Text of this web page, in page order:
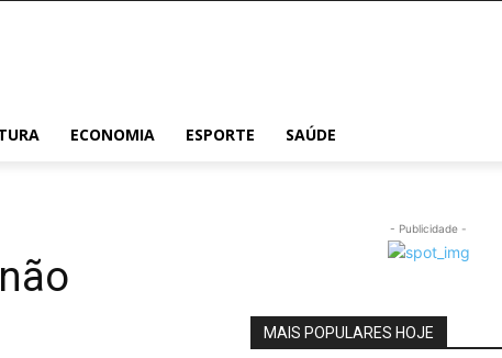
ECONOMIA ESPORTE SAÚDE
- Publicidade -
MAIS POPULARES HOJE